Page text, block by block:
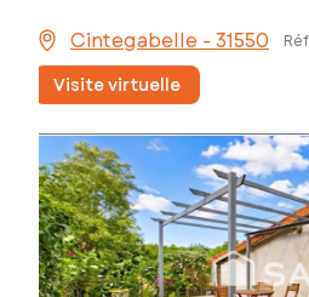
Cintegabelle - 31550
Visite virtuelle